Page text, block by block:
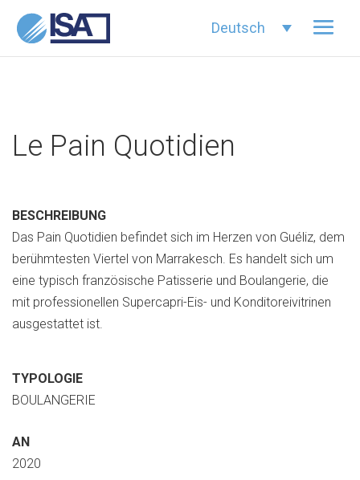
Deutsch
Le Pain Quotidien
BESCHREIBUNG
Das Pain Quotidien befindet sich im Herzen von Guéliz, dem
berühmtesten Viertel von Marrakesch. Es handelt sich um
eine typisch französische Patisserie und Boulangerie, die
mit professionellen Supercapri-Eis- und Konditoreivitrinen
ausgestattet ist.
TYPOLOGIE
BOULANGERIE
AN
2020